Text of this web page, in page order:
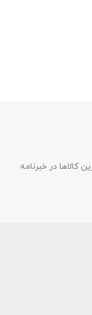
کالاها در خبرنامه